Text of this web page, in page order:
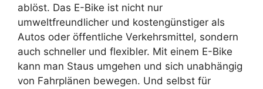
ablöst. Das E-Bike ist nicht nur
umweltfreundlicher und kostengünstiger als
Autos oder öffentliche Verkehrsmittel, sondern
auch schneller und flexibler. Mit einem E-Bike
kann man Staus umgehen und sich unabhängig
von Fahrplänen bewegen. Und selbst für